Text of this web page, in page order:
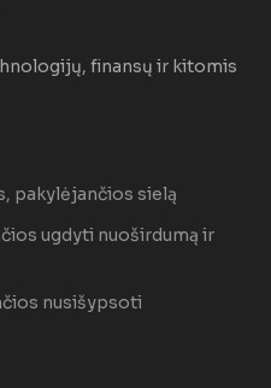
finansų ir kitomis
pakylėjančios sielą
ugdyti nuoširdumą ir
nusišypsoti